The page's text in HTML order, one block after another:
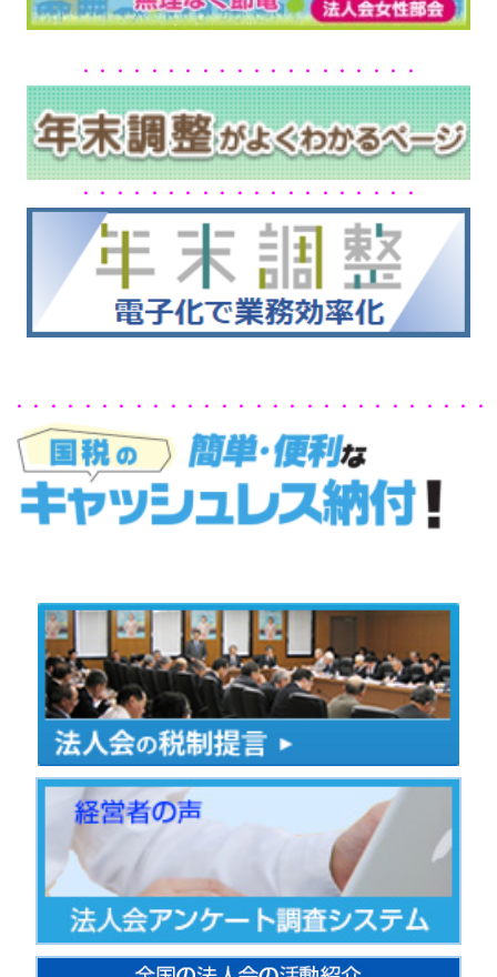
・・・・・・・・・・・・・・・・・・・・
・・・・・・・・・・・・・・・・・・・・
・・・・・・・・・・・・・・・・・・・・・・・・・・・・